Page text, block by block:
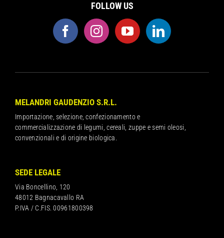
FOLLOW US
MELANDRI GAUDENZIO S.R.L.
Importazione, selezione, confezionamento e
commercializzazione di legumi, cereali, zuppe e semi oleosi,
convenzionali e di origine biologica.
SEDE LEGALE
Via Boncellino, 120
48012 Bagnacavallo RA
P.IVA / C.FIS. 00961800398